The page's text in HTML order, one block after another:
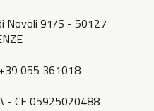
Novoli 91/S - 50127
055 361018
- CF 05925020488